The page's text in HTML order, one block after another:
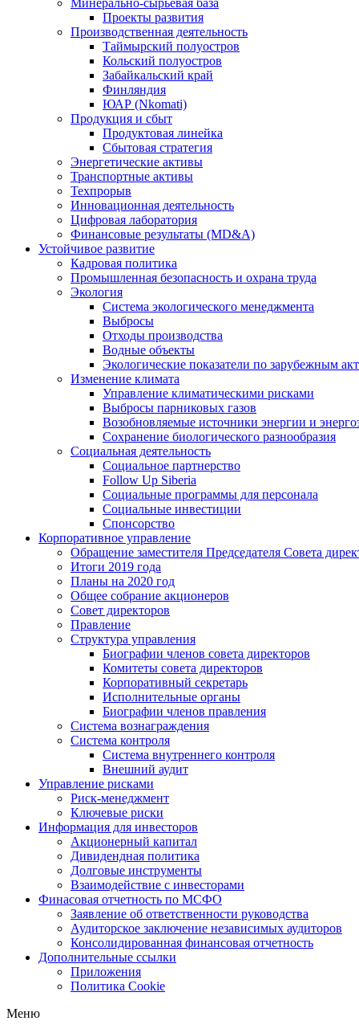
Минерально-сырьевая база
Проекты развития
Производственная деятельность
Таймырский полуостров
Кольский полуостров
Забайкальский край
Финляндия
ЮАР (Nkomati)
Продукция и сбыт
Продуктовая линейка
Сбытовая стратегия
Энергетические активы
Транспортные активы
Техпрорыв
Инновационная деятельность
Цифровая лаборатория
Финансовые результаты (MD&A)
Устойчивое развитие
Кадровая политика
Промышленная безопасность и охрана труда
Экология
Система экологического менеджмента
Выбросы
Отходы производства
Водные объекты
Экологические показатели по зарубежным
Изменение климата
Управление климатическими рисками
Выбросы парниковых газов
Возобновляемые источники энергии и
Сохранение биологического разнообразия
Социальная деятельность
Социальное партнерство
Follow Up Siberia
Социальные программы для персонала
Социальные инвестиции
Спонсорство
Корпоративное управление
Обращение заместителя Председателя Совета
Итоги 2019 года
Планы на 2020 год
Общее собрание акционеров
Совет директоров
Правление
Структура управления
Биографии членов совета директоров
Комитеты совета директоров
Корпоративный секретарь
Исполнительные органы
Биографии членов правления
Система вознаграждения
Система контроля
Система внутреннего контроля
Внешний аудит
Управление рисками
Риск-менеджмент
Ключевые риски
Информация для инвесторов
Акционерный капитал
Дивидендная политика
Долговые инструменты
Взаимодействие с инвеcторами
Финасовая отчетность по МСФО
Заявление об ответственности руководства
Аудиторское заключение независимых аудиторов
Консолидированная финансовая отчетность
Дополнительные ссылки
Приложения
Политика Cookie
Меню